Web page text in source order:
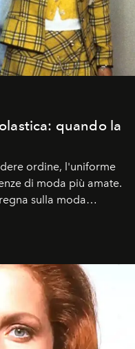
quando la
ordine, l'uniforme
di moda più amate.
sulla moda